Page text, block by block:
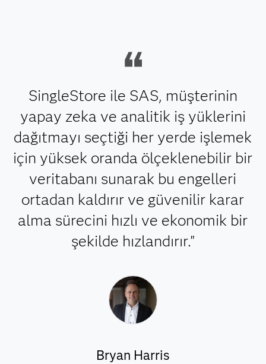
SingleStore ile SAS, müşterinin
yapay zeka ve analitik iş yüklerini
dağıtmayı seçtiği her yerde işlemek
için yüksek oranda ölçeklenebilir bir
veritabanı sunarak bu engelleri
ortadan kaldırır ve güvenilir karar
alma sürecini hızlı ve ekonomik bir
şekilde hızlandırır."
Bryan Harris